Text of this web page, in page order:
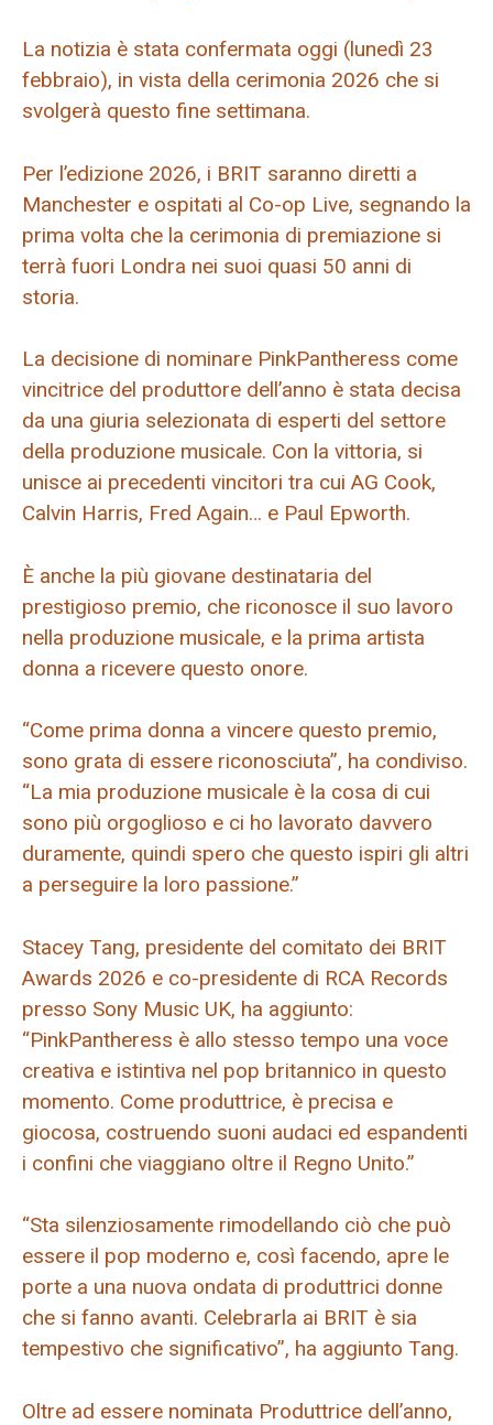
La notizia è stata confermata oggi (lunedì 23
febbraio), in vista della cerimonia 2026 che si
svolgerà questo fine settimana.
Per l’edizione 2026, i BRIT saranno diretti a
Manchester e ospitati al Co-op Live, segnando la
prima volta che la cerimonia di premiazione si
terrà fuori Londra nei suoi quasi 50 anni di
storia.
La decisione di nominare PinkPantheress come
vincitrice del produttore dell’anno è stata decisa
da una giuria selezionata di esperti del settore
della produzione musicale. Con la vittoria, si
unisce ai precedenti vincitori tra cui AG Cook,
Calvin Harris, Fred Again… e Paul Epworth.
È anche la più giovane destinataria del
prestigioso premio, che riconosce il suo lavoro
nella produzione musicale, e la prima artista
donna a ricevere questo onore.
“Come prima donna a vincere questo premio,
sono grata di essere riconosciuta”, ha condiviso.
“La mia produzione musicale è la cosa di cui
sono più orgoglioso e ci ho lavorato davvero
duramente, quindi spero che questo ispiri gli altri
a perseguire la loro passione.”
Stacey Tang, presidente del comitato dei BRIT
Awards 2026 e co-presidente di RCA Records
presso Sony Music UK, ha aggiunto:
“PinkPantheress è allo stesso tempo una voce
creativa e istintiva nel pop britannico in questo
momento. Come produttrice, è precisa e
giocosa, costruendo suoni audaci ed espandenti
i confini che viaggiano oltre il Regno Unito.”
“Sta silenziosamente rimodellando ciò che può
essere il pop moderno e, così facendo, apre le
porte a una nuova ondata di produttrici donne
che si fanno avanti. Celebrarla ai BRIT è sia
tempestivo che significativo”, ha aggiunto Tang.
Oltre ad essere nominata Produttrice dell’anno,